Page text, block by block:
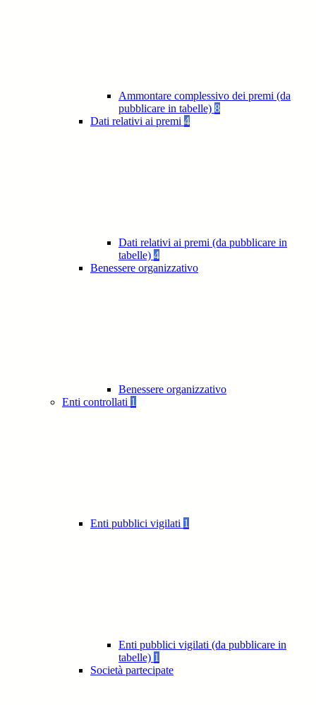
Ammontare complessivo dei premi (da
pubblicare in tabelle) 8
Dati relativi ai premi 4
Dati relativi ai premi (da pubblicare in
tabelle) 4
Benessere organizzativo
Benessere organizzativo
Enti controllati 1
Enti pubblici vigilati 1
Enti pubblici vigilati (da pubblicare in
tabelle) 1
Società partecipate